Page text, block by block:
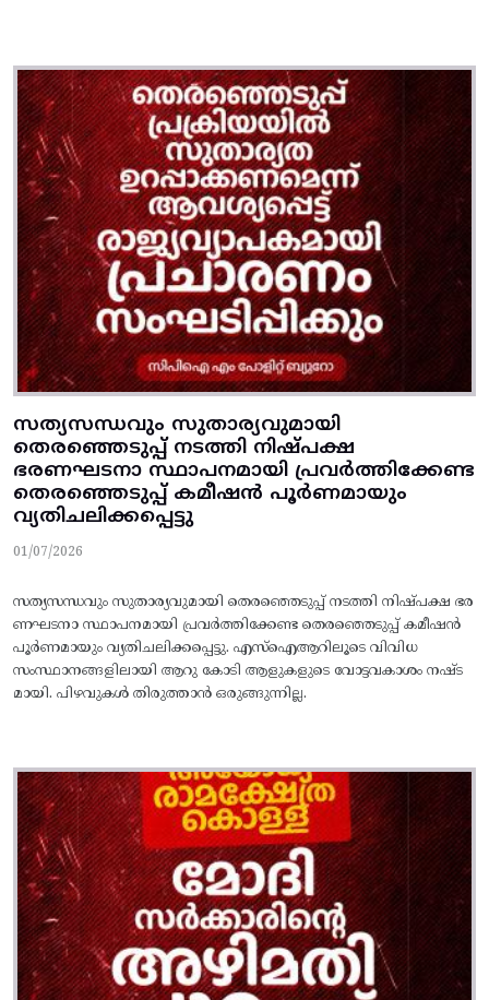
സത്യസന്ധവും സുതാര്യവുമായി
തെരഞ്ഞെടുപ്പ്‌ നടത്തി നിഷ്‌പക്ഷ
ഭരണഘടനാ സ്ഥാപനമായി പ്രവര്‍ത്തിക്കേണ്ട
തെരഞ്ഞെടുപ്പ്‌ കമീഷൻ പൂര്‍ണമായും
വ്യതിചലിക്കപ്പെട്ടു
01/07/2026
സത്യസന്ധവും സുതാര്യവുമായി തെരഞ്ഞെടുപ്പ്‌ നടത്തി നിഷ്‌പക്ഷ ഭര
ണഘടനാ സ്ഥാപനമായി പ്രവര്‍ത്തിക്കേണ്ട തെരഞ്ഞെടുപ്പ്‌ കമീഷൻ
പൂര്‍ണമായും വ്യതിചലിക്കപ്പെട്ടു. എസ്ഐആറിലൂടെ വിവിധ
സംസ്ഥാനങ്ങളിലായി ആറു കോടി ആളുകളുടെ വോട്ടവകാശം നഷ്ട
മായി. പിഴവുകൾ തിരുത്താൻ ഒരുങ്ങുന്നില്ല.